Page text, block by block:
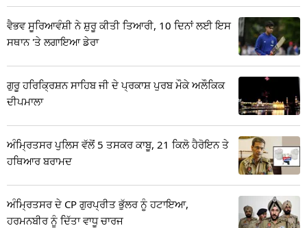
ਵੈਭਵ ਸੂਰਿਆਵੰਸ਼ੀ ਨੇ ਸ਼ੁਰੂ ਕੀਤੀ ਤਿਆਰੀ, 10 ਦਿਨਾਂ ਲਈ ਇਸ
ਸਥਾਨ 'ਤੇ ਲਗਾਇਆ ਡੇਰਾ
ਗੁਰੂ ਹਰਿਕ੍ਰਿਸ਼ਨ ਸਾਹਿਬ ਜੀ ਦੇ ਪ੍ਰਕਾਸ਼ ਪੁਰਬ ਮੌਕੇ ਅਲੌਕਿਕ
ਦੀਪਮਾਲਾ
ਅੰਮ੍ਰਿਤਸਰ ਪੁਲਿਸ ਵੱਲੋਂ 5 ਤਸਕਰ ਕਾਬੂ, 21 ਕਿਲੋ ਹੈਰੋਇਨ ਤੇ
ਹਥਿਆਰ ਬਰਾਮਦ
ਅੰਮ੍ਰਿਤਸਰ ਦੇ CP ਗੁਰਪ੍ਰੀਤ ਭੁੱਲਰ ਨੂੰ ਹਟਾਇਆ,
ਹਰਮਨਬੀਰ ਨੂੰ ਦਿੱਤਾ ਵਾਧੂ ਚਾਰਜ